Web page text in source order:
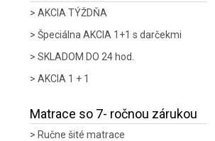
AKCIA TÝŽDŇA
Špeciálna AKCIA 1+1 s darčekmi
SKLADOM DO 24 hod.
AKCIA 1 + 1
Matrace so 7- ročnou zárukou
Ručne šité matrace